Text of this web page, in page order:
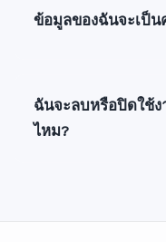
ข้อมูลของฉันจะเป็น
ฉันจะลบหรือปิดใช้
ไหม?